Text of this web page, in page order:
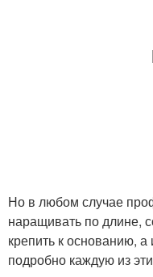
Но в любом случае
наращивать по длине,
крепить к основанию,
подробно каждую из